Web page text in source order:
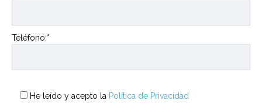
Teléfono:*
He leído y acepto la Política de Privacidad